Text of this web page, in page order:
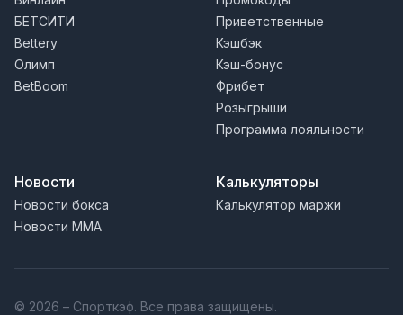
БЕТСИТИ
Bettery
Олимп
BetBoom
Приветственные
Кэшбэк
Кэш-бонус
Фрибет
Розыгрыши
Программа лояльности
Новости
Новости бокса
Новости MMA
Калькуляторы
Калькулятор маржи
© 2026 – Спорткэф. Все права защищены.